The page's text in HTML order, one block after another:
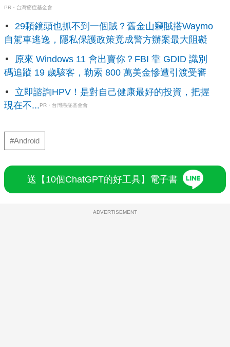
PR・台灣癌症基金會
29顆鏡頭也抓不到一個賊？舊金山竊賊搭Waymo
自駕車逃逸，隱私保護政策竟成警方辦案最大阻礙
原來 Windows 11 會出賣你？FBI 靠 GDID 識別
碼追蹤 19 歲駭客，勒索 800 萬美金慘遭引渡受審
立即諮詢HPV！是對自己健康最好的投資，把握
現在不...PR・台灣癌症基金會
#Android
送【10個ChatGPT的好工具】電子書
ADVERTISEMENT